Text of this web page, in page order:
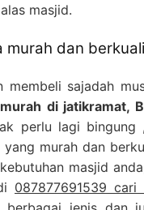
masjid.
murah dan
membeli sajadah
di jatikramat,
perlu lagi bingung
murah dan
masjid
087877691539